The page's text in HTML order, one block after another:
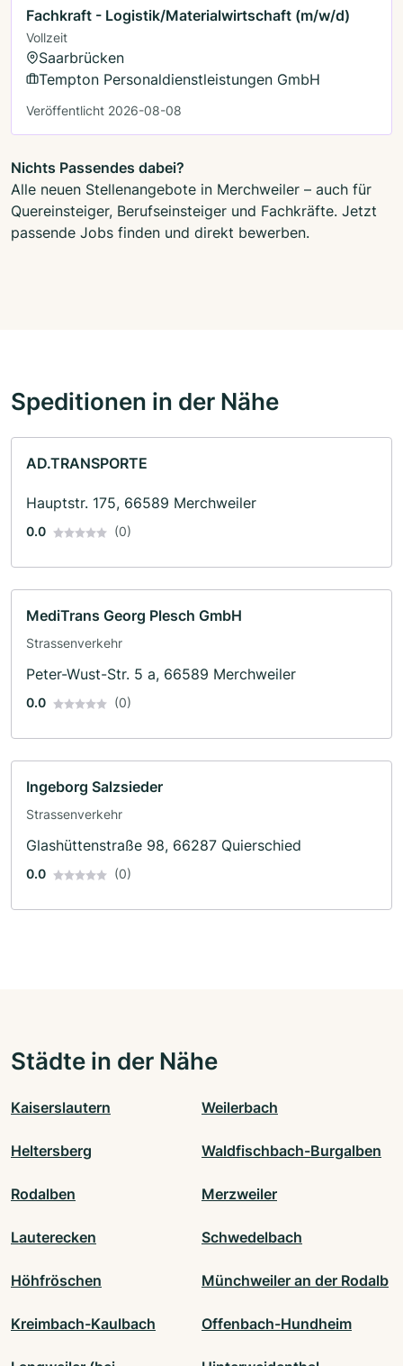
Fachkraft - Logistik/Materialwirtschaft (m/w/d)
Vollzeit
Saarbrücken
Tempton Personaldienstleistungen GmbH
Veröffentlicht 2026-08-08
Nichts Passendes dabei?
Alle neuen Stellenangebote in Merchweiler – auch für
Quereinsteiger, Berufseinsteiger und Fachkräfte. Jetzt
passende Jobs finden und direkt bewerben.
Speditionen in der Nähe
AD.TRANSPORTE
Hauptstr. 175, 66589 Merchweiler
0.0 (0)
MediTrans Georg Plesch GmbH
Strassenverkehr
Peter-Wust-Str. 5 a, 66589 Merchweiler
0.0 (0)
Ingeborg Salzsieder
Strassenverkehr
Glashüttenstraße 98, 66287 Quierschied
0.0 (0)
Städte in der Nähe
Kaiserslautern Weilerbach
Heltersberg Waldfischbach-Burgalben
Rodalben Merzweiler
Lauterecken Schwedelbach
Höhfröschen Münchweiler an der Rodalb
Kreimbach-Kaulbach Offenbach-Hundheim